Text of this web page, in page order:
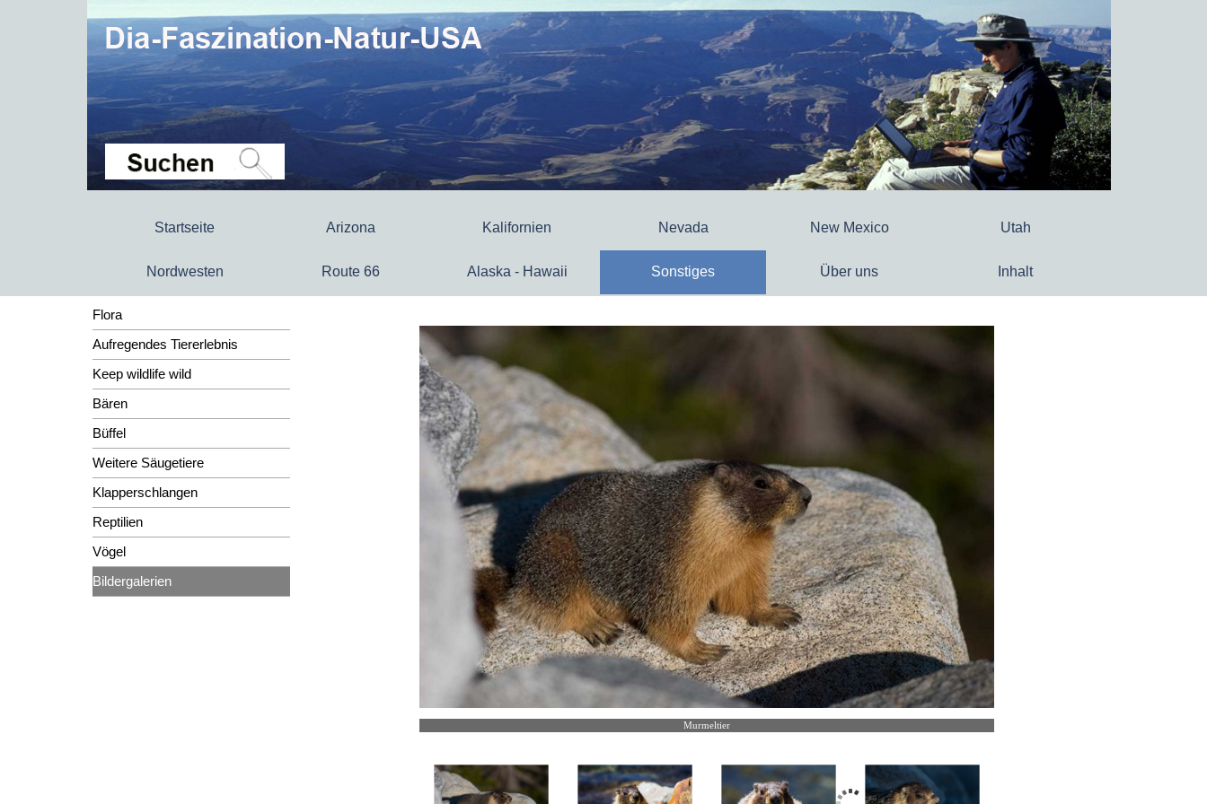
Startseite Arizona Kalifornien Nevada New Mexico Utah
Nordwesten Route 66 Alaska - Hawaii Sonstiges Über uns Inhalt
Flora
Aufregendes Tiererlebnis
Keep wildlife wild
Bären
Büffel
Weitere Säugetiere
Klapperschlangen
Reptilien
Vögel
Bildergalerien
Murmeltier